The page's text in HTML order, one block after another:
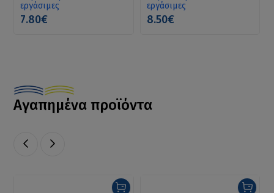
εργάσιμες
7.80€
εργάσιμες
8.50€
Αγαπημένα προϊόντα